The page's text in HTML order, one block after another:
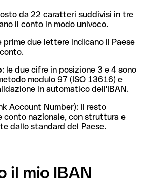
da 22 caratteri suddivisi in tre
il conto in modo univoco.
prime due lettere indicano il Paese
: le due cifre in posizione 3 e 4 sono
modulo 97 (ISO 13616) e
in automatico dell'IBAN.
Account Number): il resto
conto nazionale, con struttura e
dallo standard del Paese.
il mio IBAN